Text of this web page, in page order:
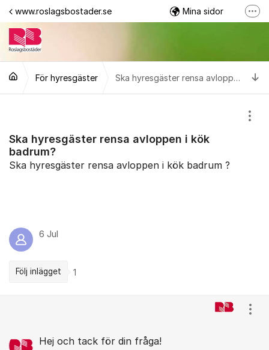
Hoppa till innehåll
www.roslagsbostader.se Mina sidor
För hyresgäster Ska hyresgäster rensa avloppen i kök badrum?
Ska hyresgäster rensa avloppen i kök
badrum?
Ska hyresgäster rensa avloppen i kök badrum ?
6 Jul
Följ inlägget 1
Hej och tack för din fråga!